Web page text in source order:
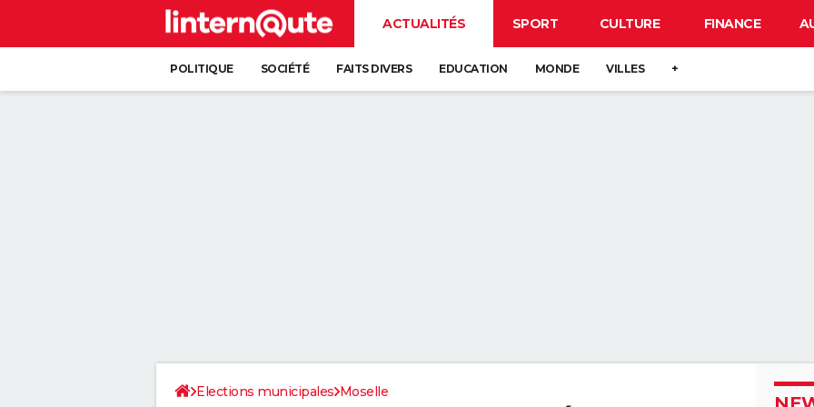
ACTUALITÉS SPORT CULTURE FINANCE
POLITIQUE SOCIÉTÉ FAITS DIVERS EDUCATION MONDE VILLES +
Elections municipales Moselle